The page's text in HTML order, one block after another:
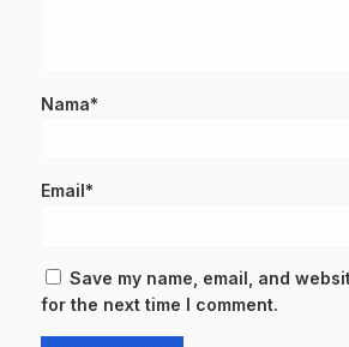
Nama*
Email*
Save my name, email, and
for the next time I comment.